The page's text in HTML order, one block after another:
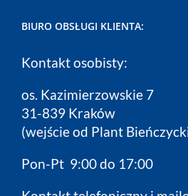
BIURO OBSŁUGI KLIENTA:
Kontakt osobisty:
os. Kazimierzowskie 7
31-839 Kraków
(wejście od Plant
Pon-Pt 9:00 do 17:00